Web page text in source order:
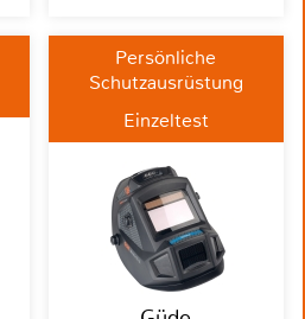
Persönliche
Schutzausrüstung
Einzeltest